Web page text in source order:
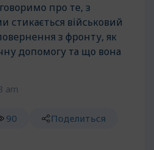
про те, з
військовий
з фронту, як
допомогу та що вона
am
90 Поделиться